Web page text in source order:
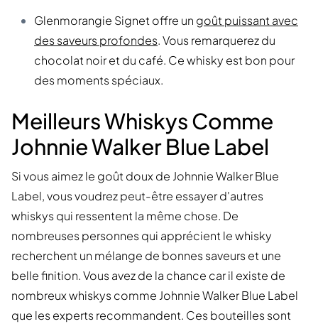
Glenmorangie Signet offre un goût puissant avec
des saveurs profondes. Vous remarquerez du
chocolat noir et du café. Ce whisky est bon pour
des moments spéciaux.
Meilleurs Whiskys Comme
Johnnie Walker Blue Label
Si vous aimez le goût doux de Johnnie Walker Blue
Label, vous voudrez peut-être essayer d'autres
whiskys qui ressentent la même chose. De
nombreuses personnes qui apprécient le whisky
recherchent un mélange de bonnes saveurs et une
belle finition. Vous avez de la chance car il existe de
nombreux whiskys comme Johnnie Walker Blue Label
que les experts recommandent. Ces bouteilles sont